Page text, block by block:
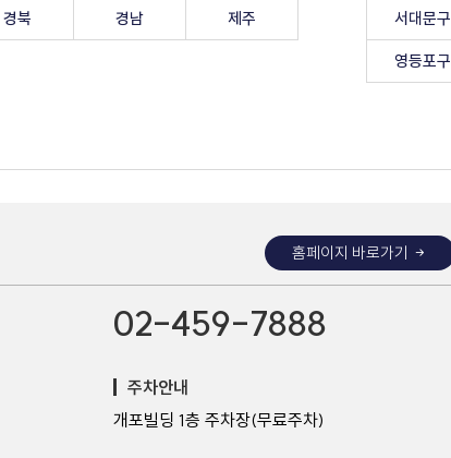
경북 경남 제주 서대문구
영등포구
홈페이지 바로가기
02-459-7888
주차안내
개포빌딩 1층 주차장(무료주차)